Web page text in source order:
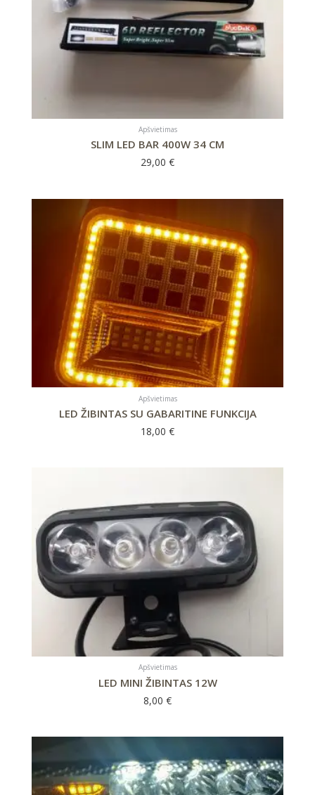
Apšvietimas
SLIM LED BAR 400W 34 CM
29,00 €
Apšvietimas
LED ŽIBINTAS SU GABARITINE FUNKCIJA
18,00 €
Apšvietimas
LED MINI ŽIBINTAS 12W
8,00 €